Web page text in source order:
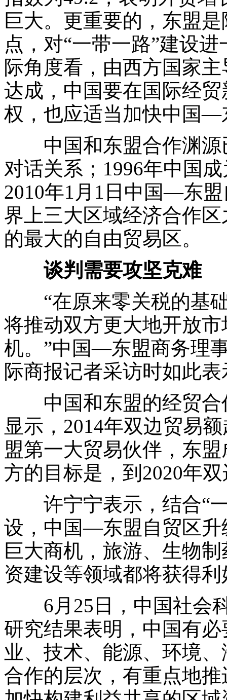
巨大。更重要的，东盟
点，对“一带一路”建设
际角度看，由西方国家
达成，中国要在国际经
权，也应适当加快中国—
中国和东盟合作渊源
对话关系；1996年中国
2010年1月1日中国—东
界上三大区域经济合作
的最大的自由贸易区。
谈判需要攻坚克难
“在原来零关税的基
将推动双方更大地开放
机。”中国—东盟商务理
际商报记者采访时如此表
中国和东盟的经贸合
显示，2014年双边贸易
盟第一大贸易伙伴，东
方的目标是，到2020年
许宁宁表示，结合“一
设，中国—东盟自贸区升
巨大商机，旅游、生物
资建设等领域都将获得利
6月25日，中国社会科
研究结果表明，中国有
业、技术、能源、环境
合作的层次，有重点地